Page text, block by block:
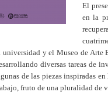
El
en la
universidad y el Museo de Arte
diversas tareas de
de las piezas inspiradas
fruto de una pluralidad de